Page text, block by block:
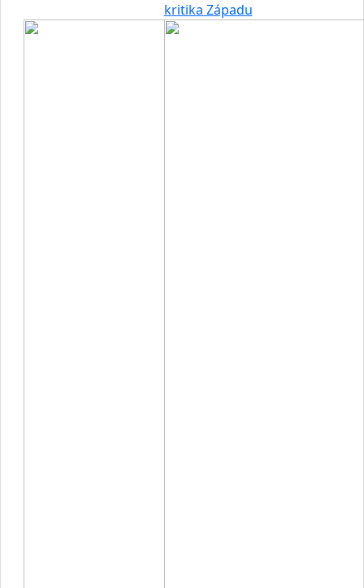
kritika Západu